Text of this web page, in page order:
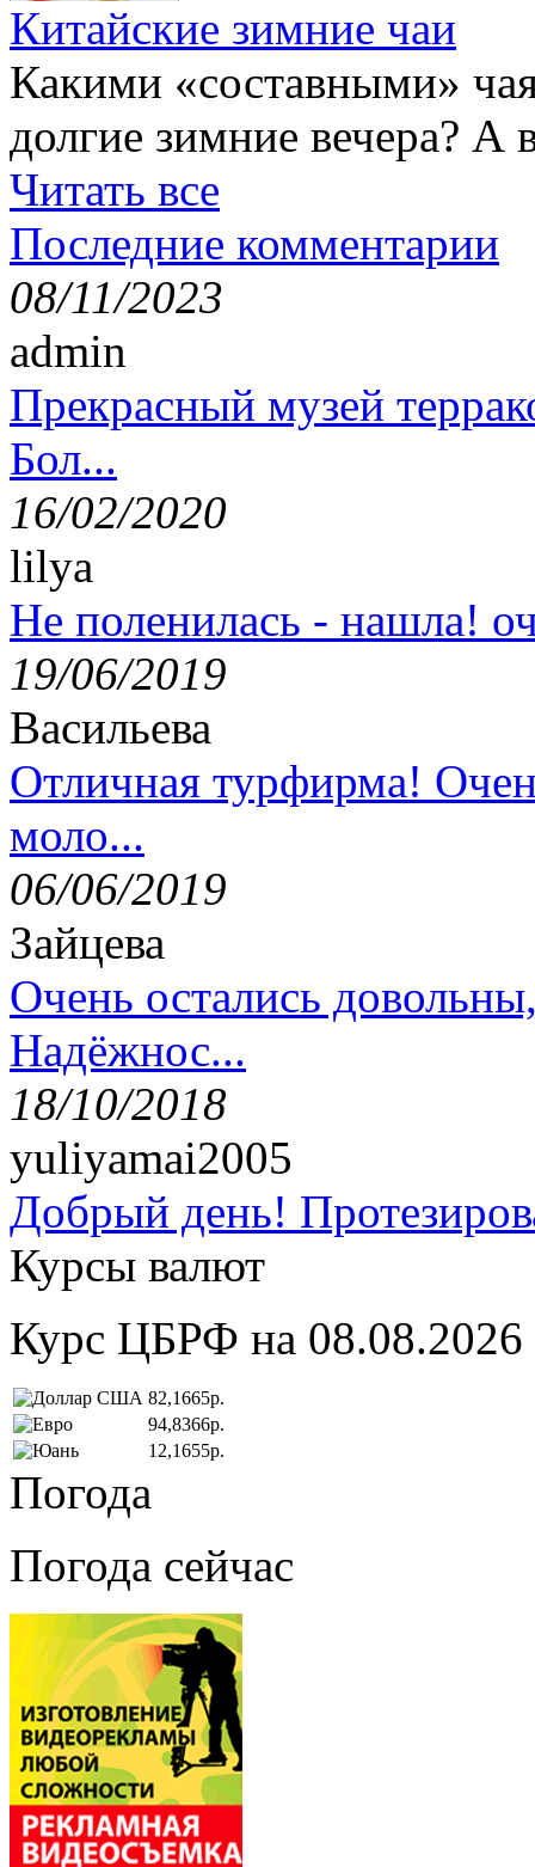
Китайские зимние чаи
Какими «составными»
долгие зимние вечера? А
Читать все
Последние комментарии
08/11/2023
admin
Прекрасный музей
Бол...
16/02/2020
lilya
Не поленилась - нашла!
19/06/2019
Васильева
Отличная турфирма!
моло...
06/06/2019
Зайцева
Очень остались
Надёжнос...
18/10/2018
yuliyamai2005
Добрый день!
Курсы валют
Курс ЦБРФ на 08.08.2026
82,1665р.
94,8366р.
12,1655р.
Погода
Погода сейчас